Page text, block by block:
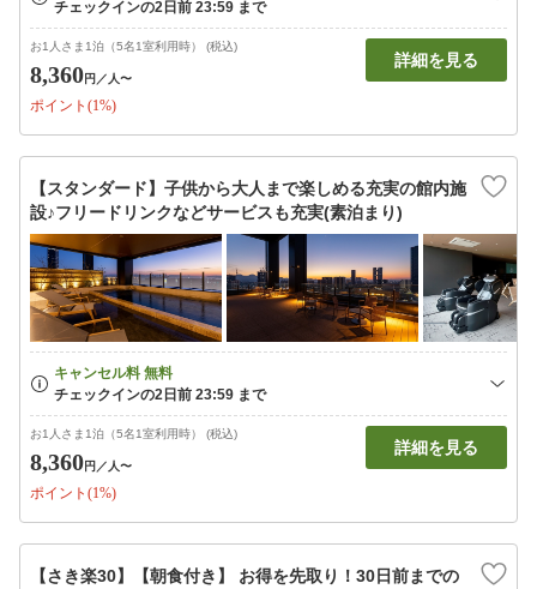
お1人さま1泊（5名1室利用時） (税込)
8,360円 ／人〜
ポイント(1%)
詳細を見る
【スタンダード】子供から大人まで楽しめる充実の館内施
設♪フリードリンクなどサービスも充実(素泊まり)
お1人さま1泊（5名1室利用時） (税込)
8,360円 ／人〜
ポイント(1%)
詳細を見る
【さき楽30】【朝食付き】 お得を先取り！30日前までの